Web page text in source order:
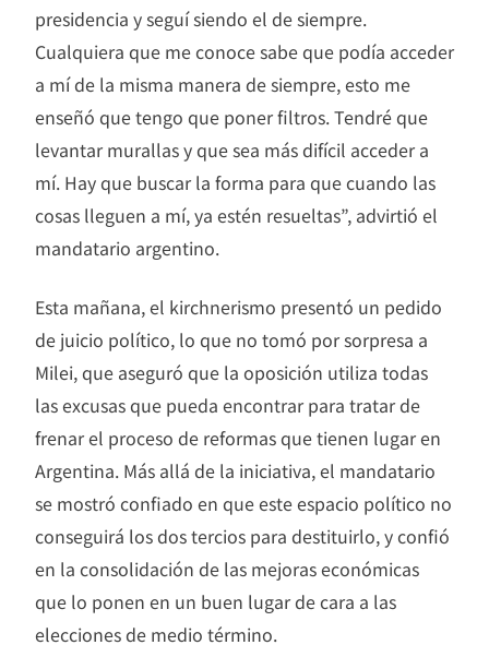
presidencia y seguí siendo el de siempre.
Cualquiera que me conoce sabe que podía acceder
a mí de la misma manera de siempre, esto me
enseñó que tengo que poner filtros. Tendré que
levantar murallas y que sea más difícil acceder a
mí. Hay que buscar la forma para que cuando las
cosas lleguen a mí, ya estén resueltas”, advirtió el
mandatario argentino.
Esta mañana, el kirchnerismo presentó un pedido
de juicio político, lo que no tomó por sorpresa a
Milei, que aseguró que la oposición utiliza todas
las excusas que pueda encontrar para tratar de
frenar el proceso de reformas que tienen lugar en
Argentina. Más allá de la iniciativa, el mandatario
se mostró confiado en que este espacio político no
conseguirá los dos tercios para destituirlo, y confió
en la consolidación de las mejoras económicas
que lo ponen en un buen lugar de cara a las
elecciones de medio término.